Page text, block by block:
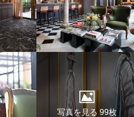
写真を見る 99枚